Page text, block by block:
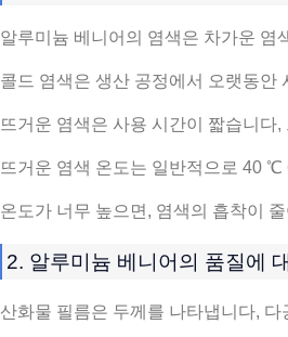
알루미늄 베니어의 염색은 차가운 염
콜드 염색은 생산 공정에서 오랫동안
뜨거운 염색은 사용 시간이 짧습니다
뜨거운 염색 온도는 일반적으로 40
온도가 너무 높으면, 염색의 흡착이
2. 알루미늄 베니어의 품질에
산화물 필름은 두께를 나타냅니다,